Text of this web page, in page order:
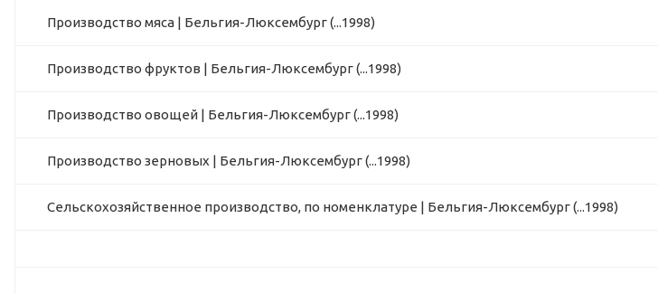
Производство мяса | Бельгия-Люксембург (...1998)
Производство фруктов | Бельгия-Люксембург (...1998)
Производство овощей | Бельгия-Люксембург (...1998)
Производство зерновых | Бельгия-Люксембург (...1998)
Сельскохозяйственное производство, по номенклатуре | Бельгия-Люксембург (...1998)